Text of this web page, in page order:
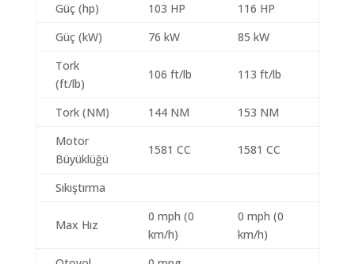
Güç (hp) 103 HP
116 HP
Güç (kW)
76 kW
85 kW
Tork
(ft/lb)
106 ft/lb 113 ft/lb
Tork (NM) 144 NM
153 NM
Motor
Büyüklüğü
1581 CC 1581 CC
Sıkıştırma
Max Hız
0 mph (0
km/h)
0 mph (0
km/h)